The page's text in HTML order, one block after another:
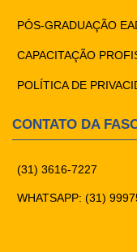
PÓS-GRADUAÇÃO
CAPACITAÇÃO
POLÍTICA DE
CONTATO DA
(31) 3616-7227
WHATSAPP: (31)